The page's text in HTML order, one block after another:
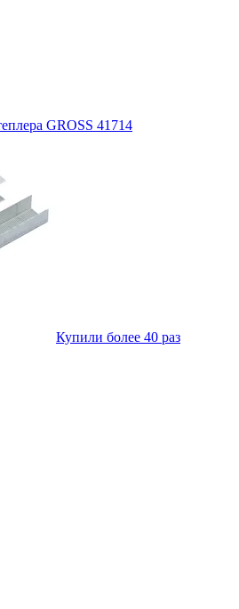
GROSS 41714
Купили более 40 раз